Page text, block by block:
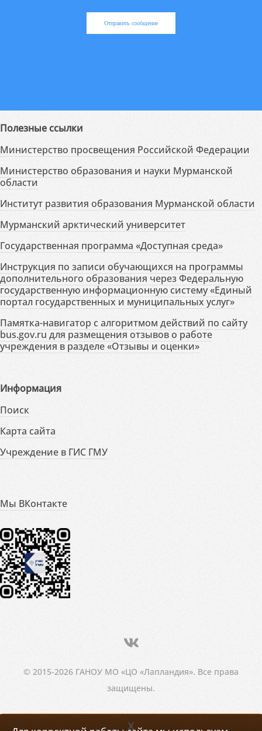
Отправить сообщение
Полезные ссылки
Министерство просвещения Российской Федерации
Министерство образования и науки Мурманской
области
Институт развития образования Мурманской области
Мурманский арктический университет
Государственная программа «Доступная среда»
Инструкция по записи обучающихся на программы
дополнительного образования через Федеральную
государственную информационную систему «Единый
портал государственных и муниципальных услуг»
Памятка-навигатор с алгоритмом действий по сайту
bus.gov.ru для размещения отзывов о работе
учреждения в разделе «Отзывы и оценки»
Информация
Поиск
Карта сайта
Учреждение в ГИС ГМУ
Мы ВКонтакте
© 2015-2026 ГАНОУ МО «ЦО «Лапландия». Все права
защищены.
X